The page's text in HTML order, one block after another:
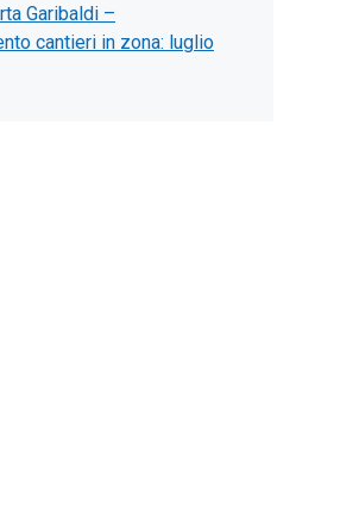
Garibaldi –
cantieri in zona: luglio